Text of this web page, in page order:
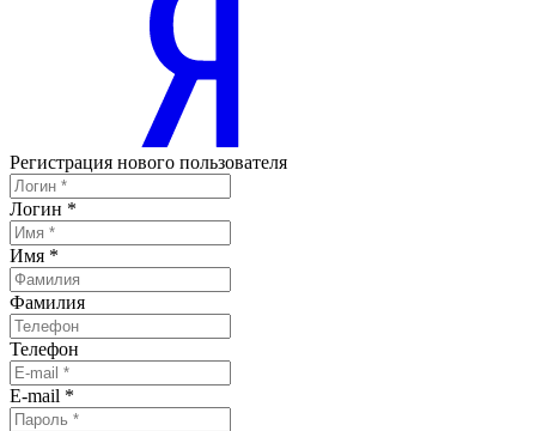
Регистрация нового пользователя
Логин *
Имя *
Фамилия
Телефон
E-mail *